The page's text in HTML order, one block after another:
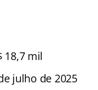
18,7 mil
julho de 2025